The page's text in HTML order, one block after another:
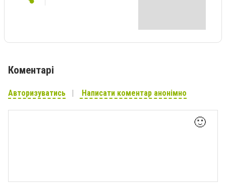
Коментарі
Авторизуватись Написати коментар анонімно
🙂